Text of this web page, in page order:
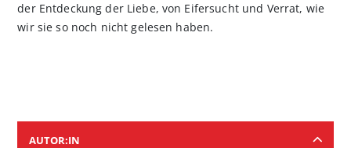
der Entdeckung der Liebe, von Eifersucht und Verrat, wie
wir sie so noch nicht gelesen haben.
AUTOR:IN